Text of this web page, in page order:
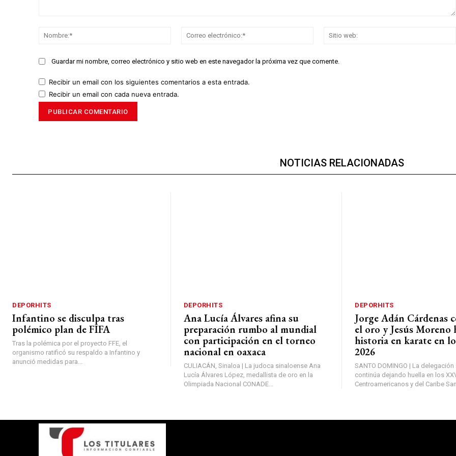
Nombre:*
Correo
Guardar mi nombre, correo electrónico y sitio web en este navegador la próxima vez que comente.
Recibir un email con los siguientes comentarios a esta entrada.
Recibir un email con cada nueva entrada.
NOTICIAS RELACIONADAS
DEPORHITS
Infantino se disculpa tras
polémico plan de FIFA
Tras la polémica por el proyecto FFE, el
organismo ratificó su respaldo a Infantino y
anunció medidas para...
DEPORHITS
Ana Lucía Álvares afina su
preparación rumbo al mundial
con participación en el torneo
nacional en oaxaca
CULIACÁN, Sinaloa | La judoca sinaloense Ana
Lucía Álvares López, medallista de oro en la
Olimpiada Nacional CONADE...
DEPORHITS
Jorge Adán Cárdenas
el oro y Jesús Moreno
historia en karate en
2026
SANTO DOMINGO | La
continúa dejando huella en los
Centroamericanos y del Caribe